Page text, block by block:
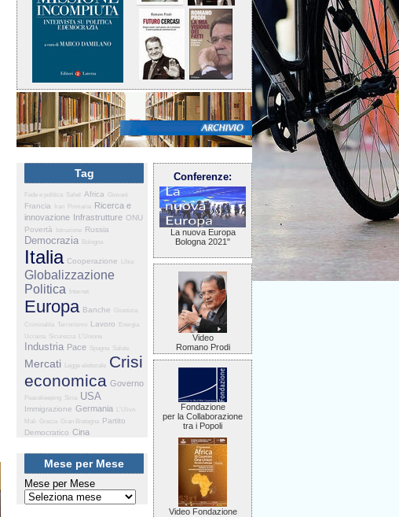
Tag
Fede e politica Sahel Africa Giovani
Francia Iran Primarie Ricerca e
innovazione Infrastrutture ONU
Povertà
Istruzione Russia
Democrazia Bologna
Italia Cooperazione Libia
Globalizzazione
Politica
Internet
Europa Banche
Giustizia
Criminalità
Terrorismo Lavoro
Energia
Ucraina Sicurezza L'Unione
Industria Pace Spagna Salute
Mercati Legge elettorale Crisi
economica Governo
Peacekeeping Siria USA
Immigrazione Germania
L'Ulivo
Mali
Grecia Gran Bretagna Partito
Democratico Cina
Mese per Mese
Mese per Mese
Conferenze:
La nuova Europa
Bologna 2021"
Video
Romano Prodi
Fondazione
per la Collaborazione
tra i Popoli
Video Fondazione